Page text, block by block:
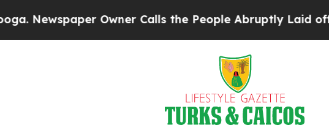
Owner Calls the People Abruptly Laid off